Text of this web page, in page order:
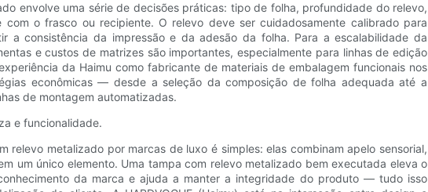
envolve uma série de decisões práticas: tipo de folha, profundidade do relevo,
o frasco ou recipiente. O relevo deve ser cuidadosamente calibrado para
a consistência da impressão e da adesão da folha. Para a escalabilidade da
e custos de matrizes são importantes, especialmente para linhas de edição
da Haimu como fabricante de materiais de embalagem funcionais nos
econômicas — desde a seleção da composição de folha adequada até a
de montagem automatizadas.
e funcionalidade.
relevo metalizado por marcas de luxo é simples: elas combinam apelo sensorial,
um único elemento. Uma tampa com relevo metalizado bem executada eleva o
da marca e ajuda a manter a integridade do produto — tudo isso